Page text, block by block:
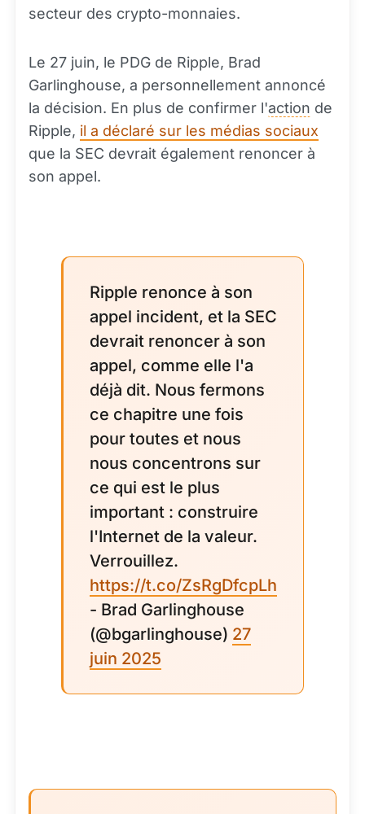
secteur des crypto-monnaies.
Le 27 juin, le PDG de Ripple, Brad
Garlinghouse, a personnellement annoncé
la décision. En plus de confirmer l'action de
Ripple, il a déclaré sur les médias sociaux
que la SEC devrait également renoncer à
son appel.
Ripple renonce à son
appel incident, et la SEC
devrait renoncer à son
appel, comme elle l'a
déjà dit. Nous fermons
ce chapitre une fois
pour toutes et nous
nous concentrons sur
ce qui est le plus
important : construire
l'Internet de la valeur.
Verrouillez.
https://t.co/ZsRgDfcpLh
- Brad Garlinghouse
(@bgarlinghouse) 27
juin 2025